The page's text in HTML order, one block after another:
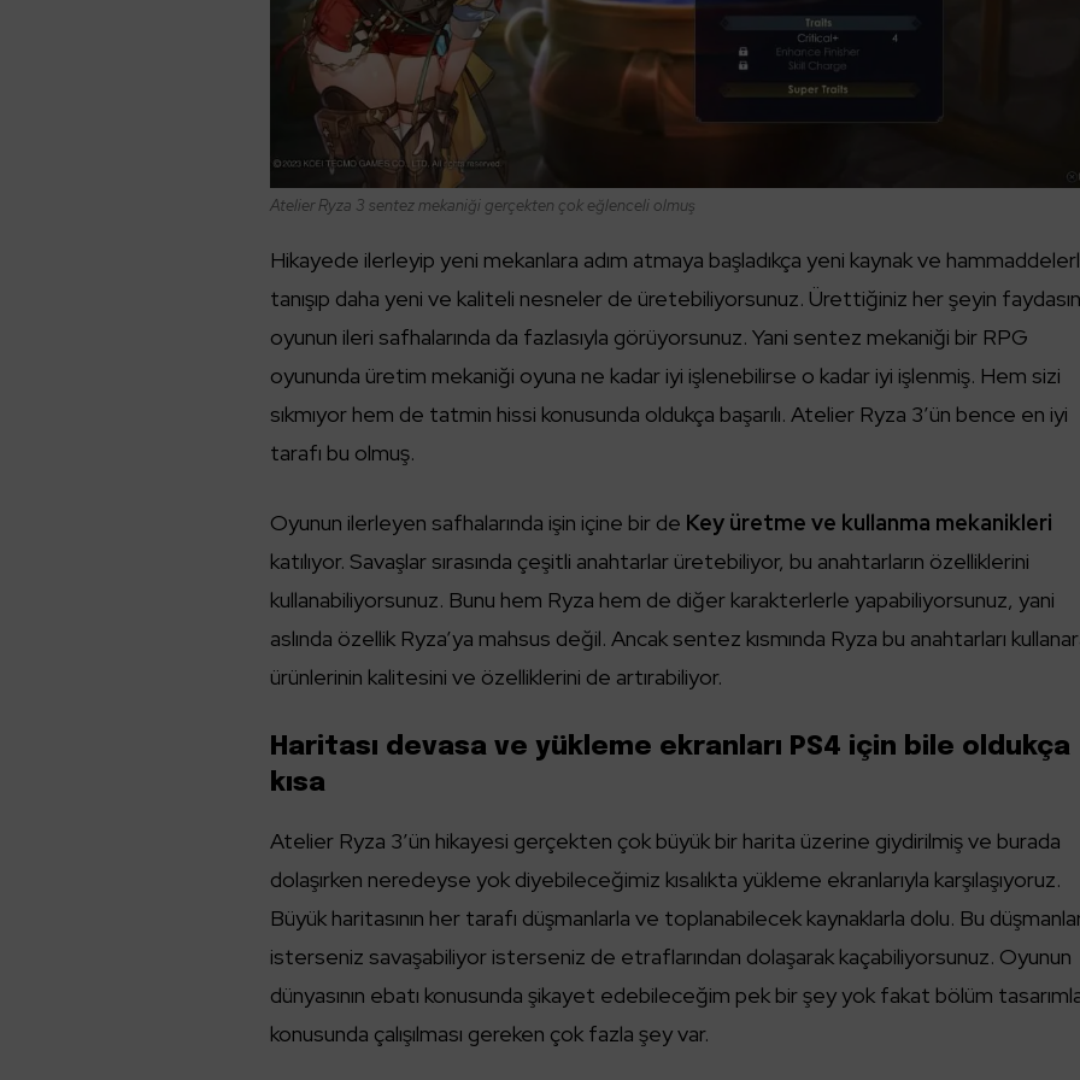
Atelier Ryza 3 sentez mekaniği gerçekten çok eğlenceli olmuş
Hikayede ilerleyip yeni mekanlara adım atmaya başladıkça yeni kaynak ve
tanışıp daha yeni ve kaliteli nesneler de üretebiliyorsunuz. Ürettiğiniz her şeyin
oyunun ileri safhalarında da fazlasıyla görüyorsunuz. Yani sentez mekaniği bir RPG
oyununda üretim mekaniği oyuna ne kadar iyi işlenebilirse o kadar iyi işlenmiş. Hem sizi
sıkmıyor hem de tatmin hissi konusunda oldukça başarılı. Atelier Ryza 3’ün bence en iyi
tarafı bu olmuş.
Oyunun ilerleyen safhalarında işin içine bir de Key üretme ve kullanma mekanikleri
katılıyor. Savaşlar sırasında çeşitli anahtarlar üretebiliyor, bu anahtarların özelliklerini
kullanabiliyorsunuz. Bunu hem Ryza hem de diğer karakterlerle yapabiliyorsunuz, yani
aslında özellik Ryza’ya mahsus değil. Ancak sentez kısmında Ryza bu anahtarları
ürünlerinin kalitesini ve özelliklerini de artırabiliyor.
Haritası devasa ve yükleme ekranları PS4 için bile oldukça
kısa
Atelier Ryza 3’ün hikayesi gerçekten çok büyük bir harita üzerine giydirilmiş ve burada
dolaşırken neredeyse yok diyebileceğimiz kısalıkta yükleme ekranlarıyla karşılaşıyoruz.
Büyük haritasının her tarafı düşmanlarla ve toplanabilecek kaynaklarla dolu. Bu
isterseniz savaşabiliyor isterseniz de etraflarından dolaşarak kaçabiliyorsunuz. Oyunun
dünyasının ebatı konusunda şikayet edebileceğim pek bir şey yok fakat bölüm
konusunda çalışılması gereken çok fazla şey var.